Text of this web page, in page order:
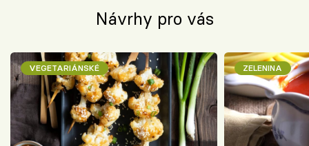
Návrhy pro vás
VEGETARIÁNSKÉ ZELENINA